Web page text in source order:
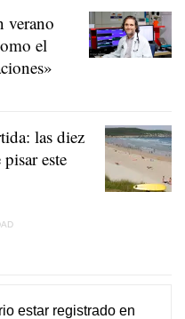
verano
el
las diez
este
estar registradoen